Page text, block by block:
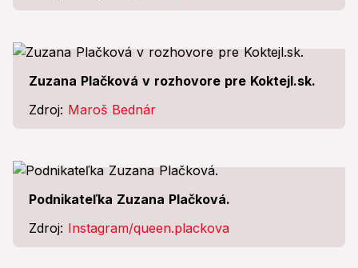
Zuzana Plačková v rozhovore pre Koktejl.sk.
Zdroj: Maroš Bednár
Podnikateľka Zuzana Plačková.
Zdroj: Instagram/queen.plackova